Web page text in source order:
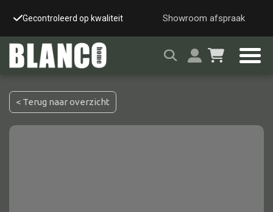
Gecontroleerd op kwaliteit Snelle & veilige
Showroom afspraak
< Terug naar overzicht